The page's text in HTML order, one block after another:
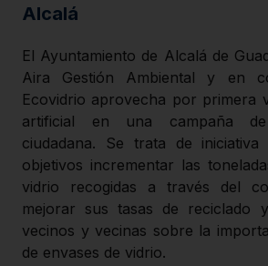
Alcalá
El Ayuntamiento de Alcalá de
Aira Gestión Ambiental y en
Ecovidrio aprovecha por primera
artificial en una campaña de
ciudadana. Se trata de
objetivos incrementar las
vidrio recogidas a través del
mejorar sus tasas de reciclado
vecinos y vecinas sobre la
de envases de vidrio.